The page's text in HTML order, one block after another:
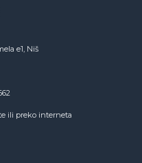
e1, Niš
ili preko interneta